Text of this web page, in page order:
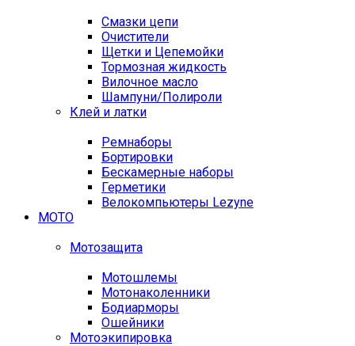
Смазки цепи
Очистители
Щетки и Цепемойки
Тормозная жидкость
Вилочное масло
Шампуни/Полироли
Клей и латки
Ремнаборы
Бортировки
Бескамерные наборы
Герметики
Велокомпьютеры Lezyne
МОТО
Мотозащита
Мотошлемы
Мотонаколенники
Бодиарморы
Ошейники
Мотоэкипировка